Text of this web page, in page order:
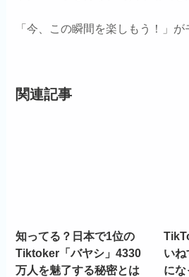
「今、この瞬間を楽しもう！」が
関連記事
知ってる？日本で1位の
Tiktoker「バヤシ」4330
万人を魅了する秘密とは
いね
にな